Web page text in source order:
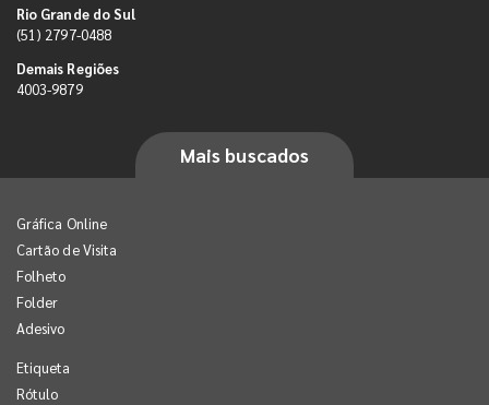
Rio Grande do Sul
(51) 2797-0488
Demais Regiões
4003-9879
Mais buscados
Gráfica Online
Cartão de Visita
Folheto
Folder
Adesivo
Etiqueta
Rótulo